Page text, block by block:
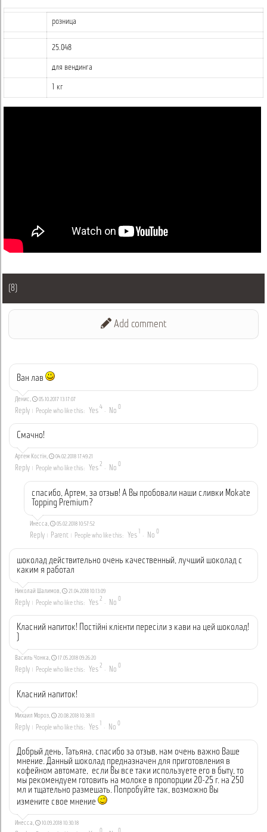
розница
25.048
для вендинга
1 кг
(8)
Add comment
Ван лав
Денис, 05.10.2017 13:17:07
Reply People who like this: Yes 4
· No 0
Смачно!
Артем Костін, 04.02.2018 17:49:21
Reply People who like this: Yes 2
· No 0
спасибо, Артем, за отзыв! А Вы пробовали наши сливки Mokate
Topping Premium?
Инесса, 05.02.2018 10:57:52
Reply Parent People who like this: Yes · No 0
шоколад действительно очень качественный, лучший шоколад с
каким я работал
Николай Шалимов, 21.04.2018 10:13:09
Reply People who like this: Yes 2
· No 0
Класний напиток! Постійні клієнти пересіли з кави на цей шоколад!
)
Василь Чонка, 17.05.2018 09:26:20
Reply People who like this: Yes 2
· No 0
Класний напиток!
Михаил Мороз, 20.08.2018 10:38:11
Reply People who like this: Yes · No 0
Добрый день, Татьяна, спасибо за отзыв, нам очень важно Ваше
мнение. Данный шоколад предназначен для приготовления в
кофейном автомате, если Вы все таки используете его в быту, то
мы рекомендуем готовить на молоке в пропорции 20-25 г. на 250
мл и тщательно размешать. Попробуйте так, возможно Вы
измените свое мнение
Инесса, 10.09.2018 10:30:18